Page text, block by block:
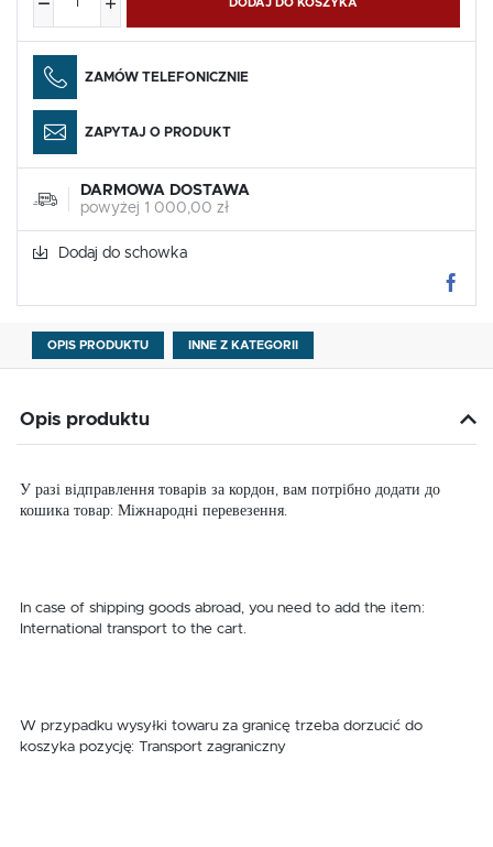
DODAJ DO KOSZYKA
ZAMÓW TELEFONICZNIE
ZAPYTAJ O PRODUKT
DARMOWA DOSTAWA
powyżej 1 000,00 zł
Dodaj do schowka
OPIS PRODUKTU INNE Z KATEGORII
Opis produktu
У разі відправлення товарів за кордон, вам потрібно додати до
кошика товар: Міжнародні перевезення.
In case of shipping goods abroad, you need to add the item:
International transport to the cart.
W przypadku wysyłki towaru za granicę trzeba dorzucić do
koszyka pozycję: Transport zagraniczny